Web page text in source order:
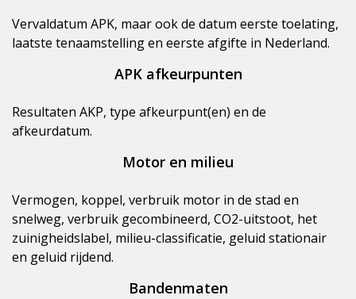
Vervaldatum APK, maar ook de datum eerste toelating,
laatste tenaamstelling en eerste afgifte in Nederland.
APK afkeurpunten
Resultaten AKP, type afkeurpunt(en) en de
afkeurdatum.
Motor en milieu
Vermogen, koppel, verbruik motor in de stad en
snelweg, verbruik gecombineerd, CO2-uitstoot, het
zuinigheidslabel, milieu-classificatie, geluid stationair
en geluid rijdend.
Bandenmaten